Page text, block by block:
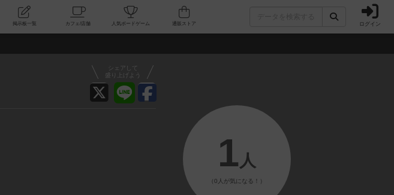
コミュニティ 掲示板一覧 カフェ/店舗 人気ボードゲーム ログイン
シェアして
盛り上げよう
1 人
（0人が気になる！）